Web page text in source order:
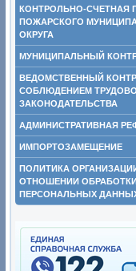
КОНТРОЛЬНО-СЧЕТНАЯ
ПОЖАРСКОГО
ОКРУГА
МУНИЦИПАЛЬНЫЙ
ВЕДОМСТВЕННЫЙ
СОБЛЮДЕНИЕМ
ЗАКОНОДАТЕЛЬСТВА
АДМИНИСТРАТИВНАЯ
ИМПОРТОЗАМЕЩЕНИЕ
ПОЛИТИКА
ОТНОШЕНИИ
ПЕРСОНАЛЬНЫХ